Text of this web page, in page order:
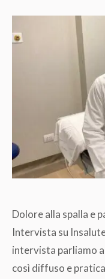
Dolore alla spalla e
Intervista su
intervista parliamo
così diffuso e